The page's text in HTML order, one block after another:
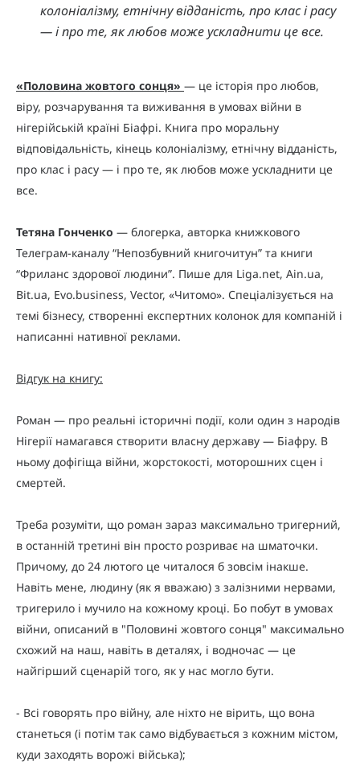
колоніалізму, етнічну відданість, про клас і расу
— і про те, як любов може ускладнити це все.
«Половина жовтого сонця» — це історія про любов,
віру, розчарування та виживання в умовах війни в
нігерійській країні Біафрі. Книга про моральну
відповідальність, кінець колоніалізму, етнічну відданість,
про клас і расу — і про те, як любов може ускладнити це
все.
Тетяна Гонченко — блогерка, авторка книжкового
Телеграм-каналу “Непозбувний книгочитун” та книги
“Фриланс здорової людини”. Пише для Liga.net, Ain.ua,
Bit.ua, Evo.business, Vector, «Читомо». Спеціалізується на
темі бізнесу, створенні експертних колонок для компаній і
написанні нативної реклами.
Відгук на книгу:
Роман — про реальні історичні події, коли один з народів
Нігерії намагався створити власну державу — Біафру. В
ньому дофігіща війни, жорстокості, моторошних сцен і
смертей.
Треба розуміти, що роман зараз максимально тригерний,
в останній третині він просто розриває на шматочки.
Причому, до 24 лютого це читалося б зовсім інакше.
Навіть мене, людину (як я вважаю) з залізними нервами,
тригерило і мучило на кожному кроці. Бо побут в умовах
війни, описаний в "Половині жовтого сонця" максимально
схожий на наш, навіть в деталях, і водночас — це
найгірший сценарій того, як у нас могло бути.
- Всі говорять про війну, але ніхто не вірить, що вона
станеться (і потім так само відбувається з кожним містом,
куди заходять ворожі війська);